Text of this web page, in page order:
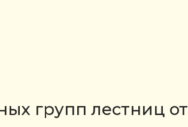
групп лестниц от